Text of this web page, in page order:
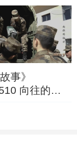
事》
向往的地